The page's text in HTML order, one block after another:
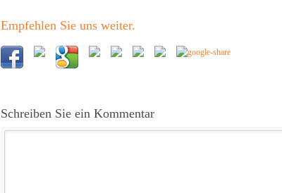
Empfehlen Sie uns weiter.
Schreiben Sie ein Kommentar